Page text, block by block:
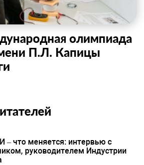
олимпиада
П.Л. Капицы
– что меняется: интервью с
руководителем Индустрии